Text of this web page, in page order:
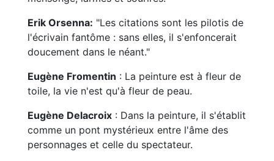
Erik Orsenna: "Les citations sont les pilotis de
l'écrivain fantôme : sans elles, il s'enfoncerait
doucement dans le néant."
Eugène Fromentin : La peinture est à fleur de
toile, la vie n'est qu'à fleur de peau.
Eugène Delacroix : Dans la peinture, il s'établit
comme un pont mystérieux entre l'âme des
personnages et celle du spectateur.